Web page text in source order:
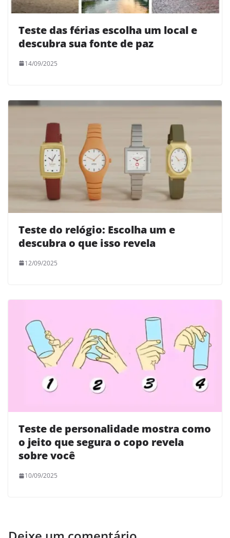
Teste das férias escolha um local e
descubra sua fonte de paz
14/09/2025
Teste do relógio: Escolha um e
descubra o que isso revela
12/09/2025
Teste de personalidade mostra como
o jeito que segura o copo revela
sobre você
10/09/2025